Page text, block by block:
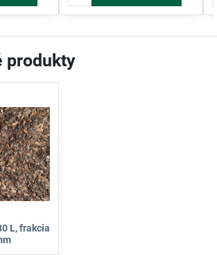
efektívnu záhradnú starostlivosť.
produkty
L, frakcia